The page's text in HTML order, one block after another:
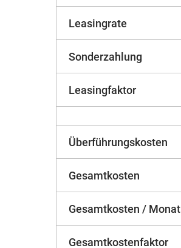
Leasingrate
Sonderzahlung
Leasingfaktor
Überführungskosten
Gesamtkosten
Gesamtkosten / Monat
Gesamtkostenfaktor